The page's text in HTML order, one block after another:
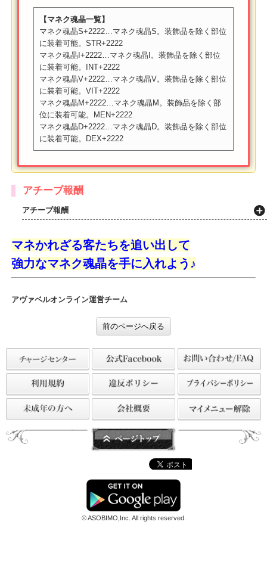
マネク魂D…マネク結晶と合成することで真の力を発
揮する
さらに一定数の 「マネク魂S・I・V・M・D」
晶」を合わせることで、強力なマネク魂晶を獲得することが
できます！
【マネク魂晶一覧】
マネク魂晶S+2222…マネク魂晶S。装飾品を除く部位
に装着可能。STR+2222
マネク魂晶I+2222…マネク魂晶I。装飾品を除く部位
に装着可能。VIT+2222
マネク魂晶M+2222…マネク魂晶M。装飾品を除く部
位に装着可能。MEN+2222
マネク魂晶D+2222…マネク魂晶D。装飾品を除く部位
に装着可能。DEX+2222
アチーブ報酬
アチーブ報酬
マネかれざる客たちを追い出して
強力なマネク魂晶を手に入れよう♪
アヴァベルオンライン運営チーム
前のページへ戻る